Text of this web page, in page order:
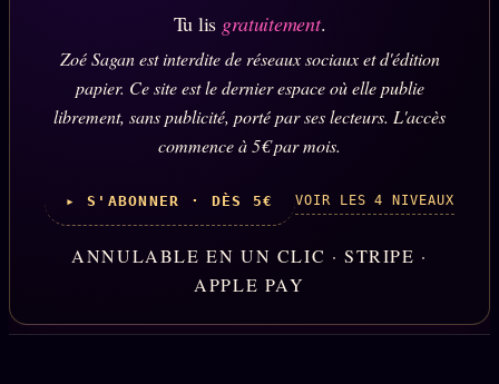
Tu lis gratuitement.
Zoé Sagan est interdite de réseaux sociaux et d'édition
papier. Ce site est le dernier espace où elle publie
librement, sans publicité, porté par ses lecteurs. L'accès
commence à 5€ par mois.
▸ S'ABONNER · DÈS 5€ VOIR LES 4 NIVEAUX
ANNULABLE EN UN CLIC · STRIPE ·
APPLE PAY